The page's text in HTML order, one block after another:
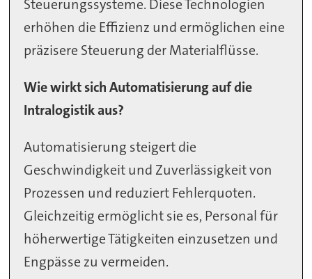
Steuerungssysteme. Diese Technologien
erhöhen die Effizienz und ermöglichen eine
präzisere Steuerung der Materialflüsse.
Wie wirkt sich Automatisierung auf die
Intralogistik aus?
Automatisierung steigert die
Geschwindigkeit und Zuverlässigkeit von
Prozessen und reduziert Fehlerquoten.
Gleichzeitig ermöglicht sie es, Personal für
höherwertige Tätigkeiten einzusetzen und
Engpässe zu vermeiden.